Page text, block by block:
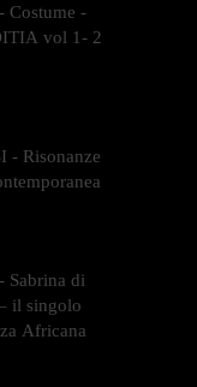
Costume -
vol 1- 2
- Risonanze
Sabrina di
il singolo
Africana